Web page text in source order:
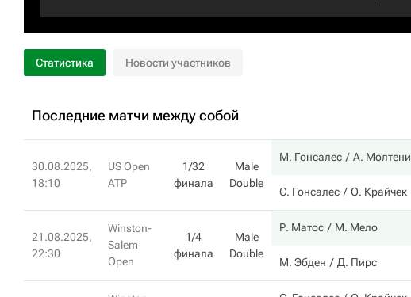
Статистика Новости участников
Последние матчи между собой
30.08.2025,
18:10
US Open
ATP
1/32
финала
Male
Double
М. Гонсалес А. Молтени
С. Гонсалес О. Крайчек
21.08.2025,
22:30
Winston-
Salem
Open
1/4
финала
Male
Double
Р. Матос М. Мело
М. Эбден Д. Пирс